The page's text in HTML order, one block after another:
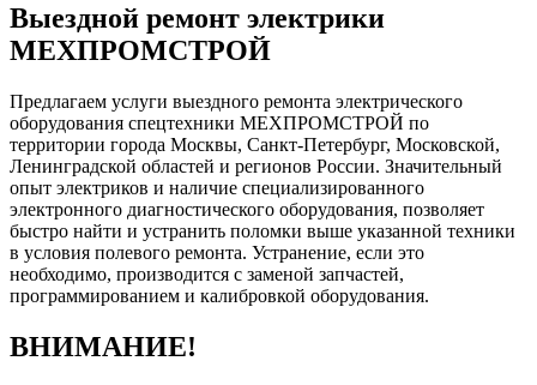
Выездной ремонт электрики
МЕХПРОМСТРОЙ
Предлагаем услуги выездного ремонта электрического
оборудования спецтехники МЕХПРОМСТРОЙ по
территории города Москвы, Санкт-Петербург, Московской,
Ленинградской областей и регионов России. Значительный
опыт электриков и наличие специализированного
электронного диагностического оборудования, позволяет
быстро найти и устранить поломки выше указанной техники
в условия полевого ремонта. Устранение, если это
необходимо, производится с заменой запчастей,
программированием и калибровкой оборудования.
ВНИМАНИЕ!